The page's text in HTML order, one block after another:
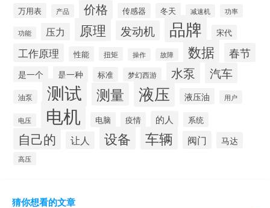
万用表 产品 价格 传感器 冬天 减速机 功率
功能 压力 原理 发动机 品牌 宋代
工作原理 性能 扭矩 操作 故障 数据 春节
是一个 是一种 标准 梦幻西游 水泵 汽车
油泵 测试 测量 液压 液压油 用户
电压 电机 电脑 疫情 的人 系统
自己的 让人 设备 车辆 阀门 马达
高压
猜你想看的文章